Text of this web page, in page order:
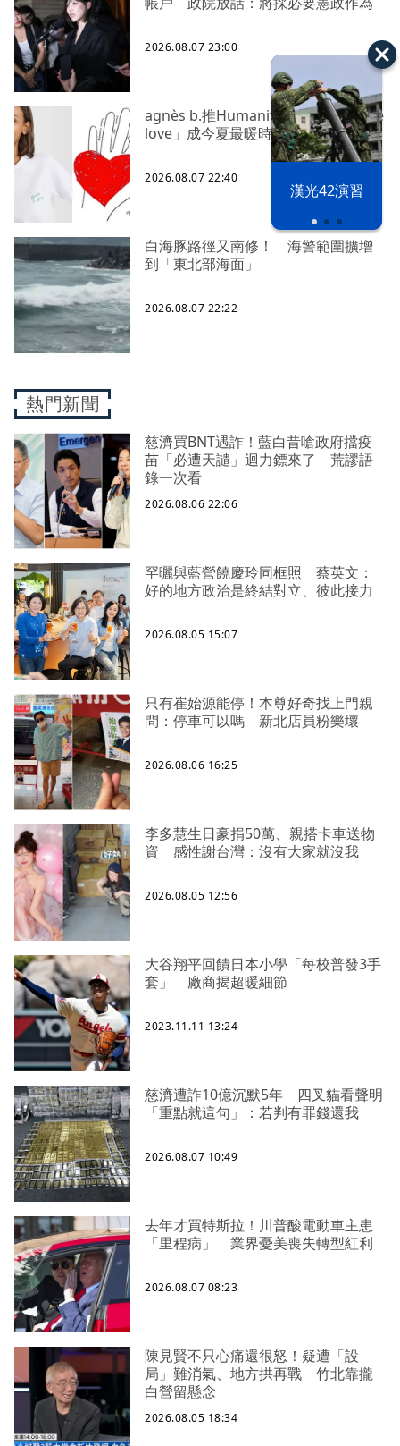
漢光42演習
2026.08.07 23:00
agnès b.推Humanitarian系列 「give
love」成今夏最暖時尚宣言
2026.08.07 22:40
白海豚路徑又南修！ 海警範圍擴增
到「東北部海面」
2026.08.07 22:22
熱門新聞
慈濟買BNT遇詐！藍白昔嗆政府擋疫
苗「必遭天譴」迴力鏢來了 荒謬語
錄一次看
2026.08.06 22:06
罕曬與藍營饒慶玲同框照 蔡英文：
好的地方政治是終結對立、彼此接力
2026.08.05 15:07
只有崔始源能停！本尊好奇找上門親
問：停車可以嗎 新北店員粉樂壞
2026.08.06 16:25
李多慧生日豪捐50萬、親搭卡車送物
資 感性謝台灣：沒有大家就沒我
2026.08.05 12:56
大谷翔平回饋日本小學「每校普發3手
套」 廠商揭超暖細節
2023.11.11 13:24
慈濟遭詐10億沉默5年 四叉貓看聲明
「重點就這句」：若判有罪錢還我
2026.08.07 10:49
去年才買特斯拉！川普酸電動車主患
「里程病」 業界憂美喪失轉型紅利
2026.08.07 08:23
陳見賢不只心痛還很怒！疑遭「設
局」難消氣、地方拱再戰 竹北靠攏
白營留懸念
2026.08.05 18:34